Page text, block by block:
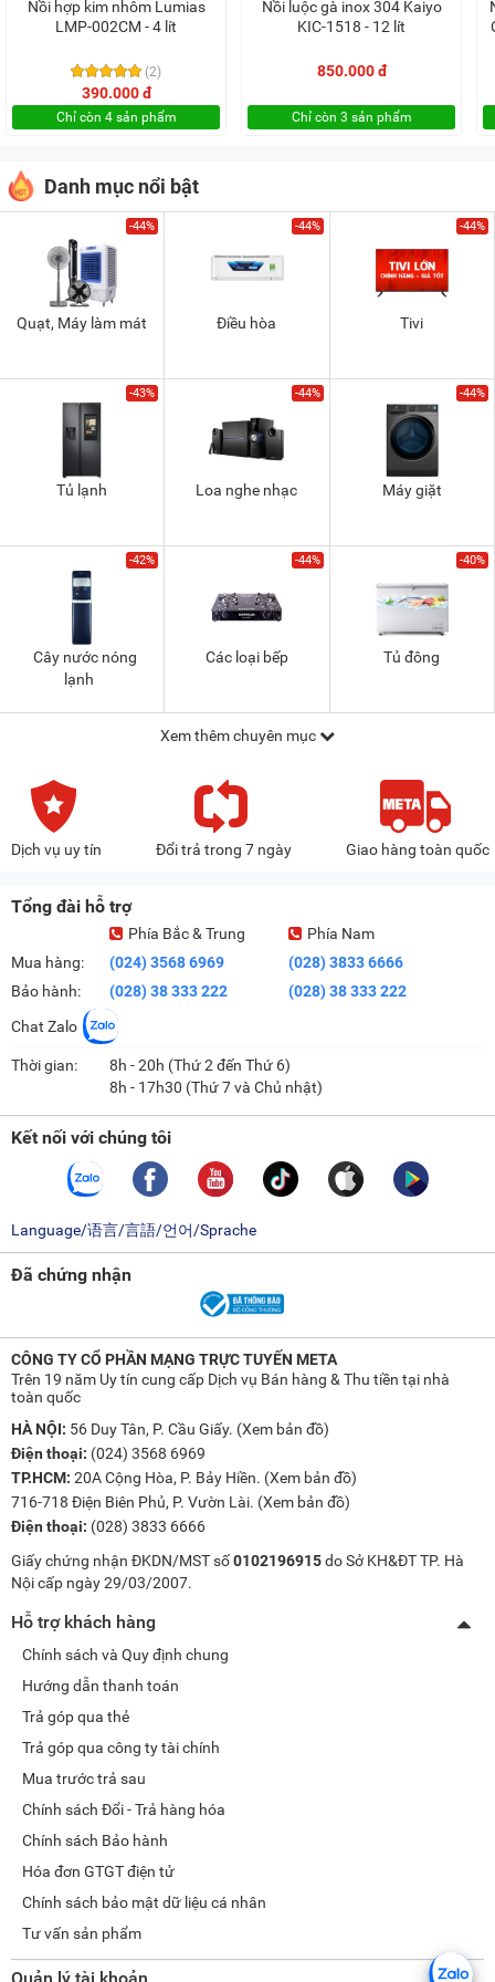
Nồi hợp kim nhôm Lumias
LMP-002CM - 4 lít
(2)
390.000 đ
Chỉ còn 4 sản phẩm
Nồi luộc gà inox 304 Kaiyo
KIC-1518 - 12 lít
850.000 đ
Chỉ còn 3 sản phẩm
Danh mục nổi bật
-44%
Quạt, Máy làm mát
-44%
Điều hòa
-44%
Tivi
-43%
Tủ lạnh
-44%
Loa nghe nhạc
-44%
Máy giặt
-42%
Cây nước nóng
lạnh
-44%
Các loại bếp
-40%
Tủ đông
Xem thêm chuyên mục
Dịch vụ uy tín Đổi trả trong 7 ngày Giao hàng toàn quốc
Tổng đài hỗ trợ
Mua hàng:
Bảo hành:
Phía Bắc & Trung
(024) 3568 6969
(028) 38 333 222
Phía Nam
(028) 3833 6666
(028) 38 333 222
Chat Zalo
Thời gian:
8h - 20h (Thứ 2 đến Thứ 6)
8h - 17h30 (Thứ 7 và Chủ nhật)
Kết nối với chúng tôi
Language/语言/言語/언어/Sprache
Đã chứng nhận
CÔNG TY CỔ PHẦN MẠNG TRỰC TUYẾN META
Trên 19 năm Uy tín cung cấp Dịch vụ Bán hàng & Thu tiền tại nhà
toàn quốc
HÀ NỘI: 56 Duy Tân, P. Cầu Giấy. (Xem bản đồ)
Điện thoại: (024) 3568 6969
TP.HCM: 20A Cộng Hòa, P. Bảy Hiền. (Xem bản đồ)
716-718 Điện Biên Phủ, P. Vườn Lài. (Xem bản đồ)
Điện thoại: (028) 3833 6666
Giấy chứng nhận ĐKDN/MST số0102196915do Sở KH&ĐT TP. Hà
Nội cấp ngày 29/03/2007.
Hỗ trợ khách hàng
Chính sách và Quy định chung
Hướng dẫn thanh toán
Trả góp qua thẻ
Trả góp qua công ty tài chính
Mua trước trả sau
Chính sách Đổi - Trả hàng hóa
Chính sách Bảo hành
Hóa đơn GTGT điện tử
Chính sách bảo mật dữ liệu cá nhân
Tư vấn sản phẩm